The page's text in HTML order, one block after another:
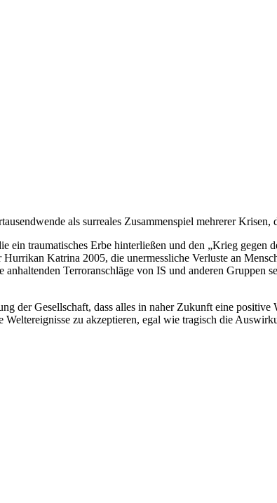
als surreales Zusammenspiel mehrerer
ein traumatisches Erbe hinterließen und den „Krieg
Katrina 2005, die unermessliche Verluste an
Terroranschläge von IS und anderen
der Gesellschaft, dass alles in naher Zukunft eine
zu akzeptieren, egal wie tragisch die